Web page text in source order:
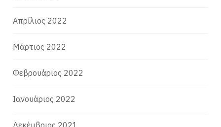
Απρίλιος 2022
Μάρτιος 2022
Φεβρουάριος 2022
Ιανουάριος 2022
Δεκέμβριος 2021